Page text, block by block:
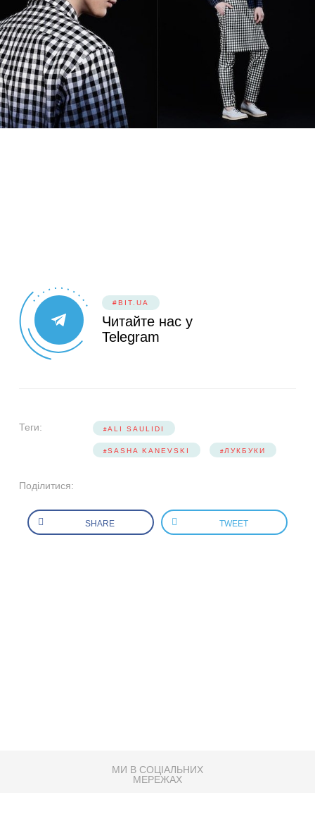
#BIT.UA
Читайте нас у
Telegram
Теги: ALI SAULIDI
SASHA KANEVSKI ЛУКБУКИ
Поділитися:
SHARE TWEET
МИ В СОЦІАЛЬНИХ
МЕРЕЖАХ